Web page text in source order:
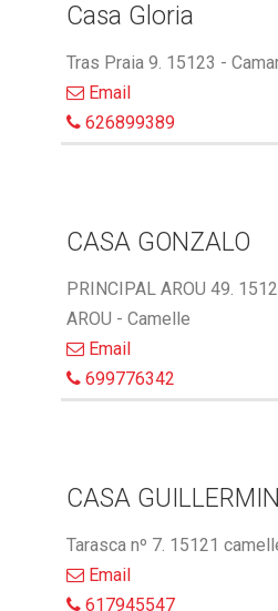
Casa Gloria
Tras Praia 9. 15123 -
Email
626899389
CASA GONZALO
PRINCIPAL AROU 49.
AROU - Camelle
Email
699776342
CASA
Tarasca nº 7. 15121
Email
617945547